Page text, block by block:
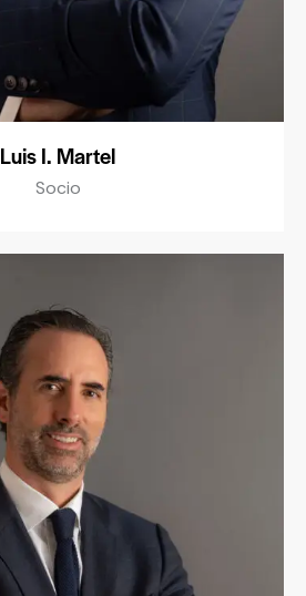
Luis I. Martel
Socio